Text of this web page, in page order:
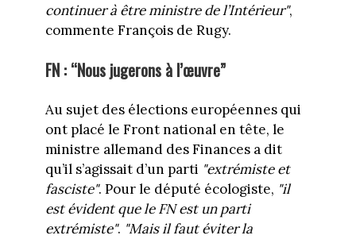
continuer à être ministre de l’Intérieur",
commente François de Rugy.
FN : “Nous jugerons à l’œuvre”
Au sujet des élections européennes qui
ont placé le Front national en tête, le
ministre allemand des Finances a dit
qu’il s’agissait d’un parti "extrémiste et
fasciste". Pour le député écologiste, "il
est évident que le FN est un parti
extrémiste". "Mais il faut éviter la